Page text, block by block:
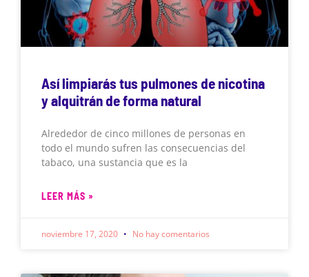
Así limpiarás tus pulmones de nicotina
y alquitrán de forma natural
Alrededor de cinco millones de personas en
todo el mundo sufren las consecuencias del
tabaco, una sustancia que es la
LEER MÁS »
noviembre 17, 2020 No hay comentarios